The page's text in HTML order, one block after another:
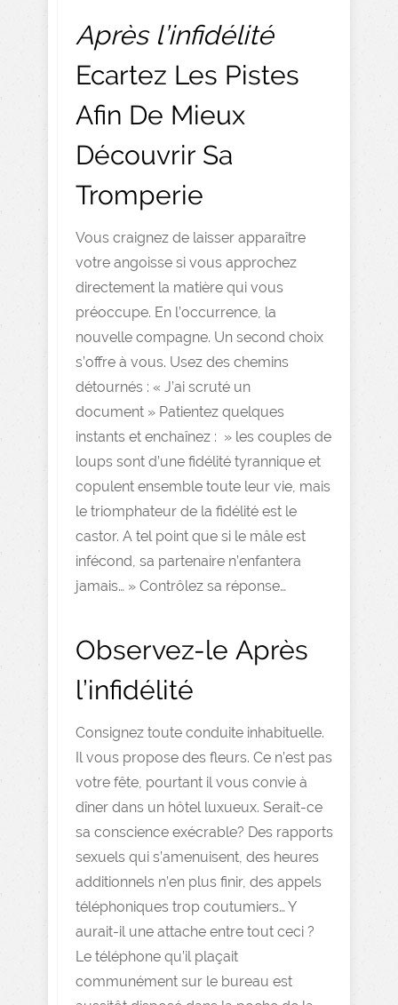
Après l’infidélité
Ecartez Les Pistes
Afin De Mieux
Découvrir Sa
Tromperie
Vous craignez de laisser apparaître
votre angoisse si vous approchez
directement la matière qui vous
préoccupe. En l’occurrence, la
nouvelle compagne. Un second choix
s’offre à vous. Usez des chemins
détournés : « J’ai scruté un
document » Patientez quelques
instants et enchaînez : » les couples de
loups sont d’une fidélité tyrannique et
copulent ensemble toute leur vie, mais
le triomphateur de la fidélité est le
castor. A tel point que si le mâle est
infécond, sa partenaire n’enfantera
jamais… » Contrôlez sa réponse…
Observez-le Après
l’infidélité
Consignez toute conduite inhabituelle.
Il vous propose des fleurs. Ce n’est pas
votre fête, pourtant il vous convie à
dîner dans un hôtel luxueux. Serait-ce
sa conscience exécrable? Des rapports
sexuels qui s’amenuisent, des heures
additionnels n’en plus finir, des appels
téléphoniques trop coutumiers… Y
aurait-il une attache entre tout ceci ?
Le téléphone qu’il plaçait
communément sur le bureau est